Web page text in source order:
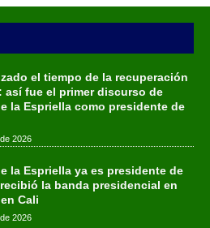
el tiempo de la recuperación
así fue el primer discurso de
la Espriella como presidente de
2026
la Espriella ya es presidente de
la banda presidencial en
Cali
2026